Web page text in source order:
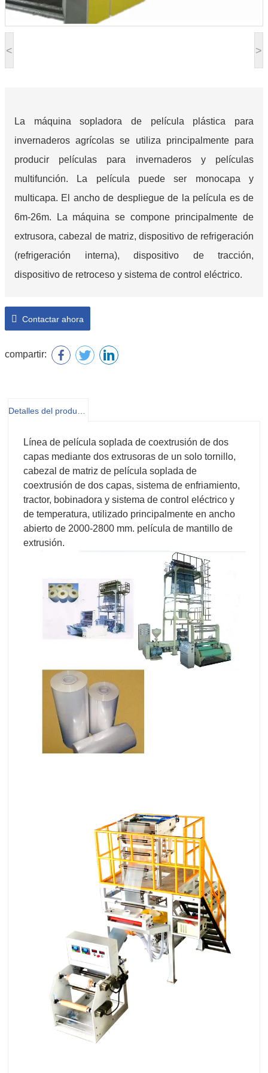
< >
La máquina sopladora de película plástica para
invernaderos agrícolas se utiliza principalmente para
producir películas para invernaderos y películas
multifunción. La película puede ser monocapa y
multicapa. El ancho de despliegue de la película es de
6m-26m. La máquina se compone principalmente de
extrusora, cabezal de matriz, dispositivo de refrigeración
(refrigeración interna), dispositivo de tracción,
dispositivo de retroceso y sistema de control eléctrico.
Contactar ahora
compartir:
Línea de película soplada de coextrusión de dos
capas mediante dos extrusoras de un solo tornillo,
cabezal de matriz de película soplada de
coextrusión de dos capas, sistema de enfriamiento,
tractor, bobinadora y sistema de control eléctrico y
de temperatura, utilizado principalmente en ancho
abierto de 2000-2800 mm. película de mantillo de
extrusión.